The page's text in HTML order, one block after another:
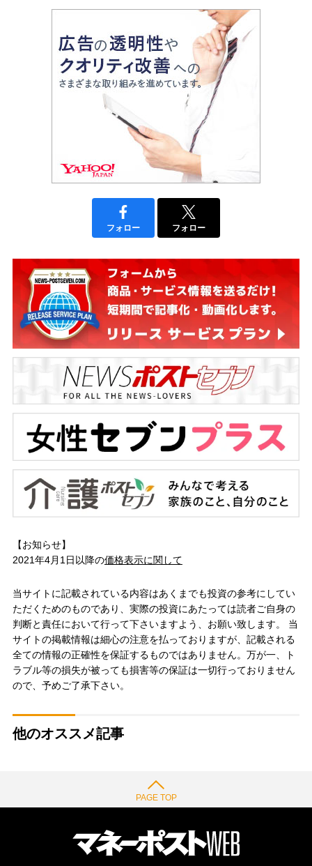
フォロー フォロー
【お知らせ】
2021年4月1日以降の価格表示に関して
当サイトに記載されている内容はあくまでも投資の参考にしてい
ただくためのものであり、実際の投資にあたっては読者ご自身の
判断と責任において行って下さいますよう、お願い致します。 当
サイトの掲載情報は細心の注意を払っておりますが、記載される
全ての情報の正確性を保証するものではありません。万が一、ト
ラブル等の損失が被っても損害等の保証は一切行っておりません
ので、予めご了承下さい。
他のオススメ記事
PAGE TOP